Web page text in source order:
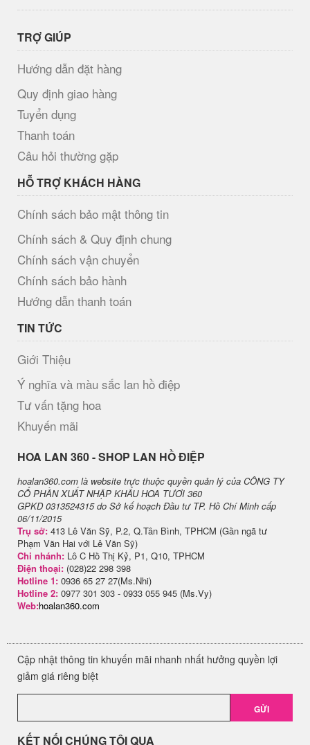
TRỢ GIÚP
Hướng dẫn đặt hàng
Quy định giao hàng
Tuyển dụng
Thanh toán
Câu hỏi thường gặp
HỖ TRỢ KHÁCH HÀNG
Chính sách bảo mật thông tin
Chính sách & Quy định chung
Chính sách vận chuyển
Chính sách bảo hành
Hướng dẫn thanh toán
TIN TỨC
Giới Thiệu
Ý nghĩa và màu sắc lan hồ điệp
Tư vấn tặng hoa
Khuyến mãi
H​OA LAN 360 - SHOP LAN HỒ ĐIỆP
hoalan360.com là website trực thuộc quyền quản lý của CÔNG TY
CỔ PHẦN XUẤT NHẬP KHẨU HOA TƯƠI 360
GPKD 0313524315 do Sở kế hoạch Đầu tư TP. Hồ Chí Minh cấp
06/11/2015
Trụ sở: 413 Lê Văn Sỹ, P.2, Q.Tân Bình, TPHCM (Gần ngã tư
Phạm Văn Hai với Lê Văn Sỹ)
Chi nhánh: Lô C Hồ Thị Kỷ, P1, Q10, TPHCM
Điện thoại: (028)22 298 398
Hotline 1: 0936 65 27 27(Ms.Nhi)
Hotline 2: 0977 301 303 - 0933 055 945 (Ms.Vy)
Web:hoalan360.com
Cập nhật thông tin khuyến mãi nhanh nhất hưởng quyền lợi
giảm giá riêng biệt
GỬI
KẾT NỐI CHÚNG TÔI QUA